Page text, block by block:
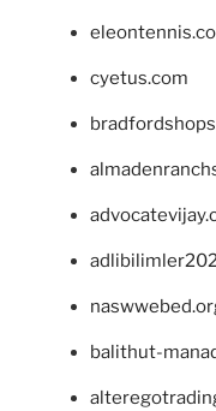
cyetus.com
balithut-